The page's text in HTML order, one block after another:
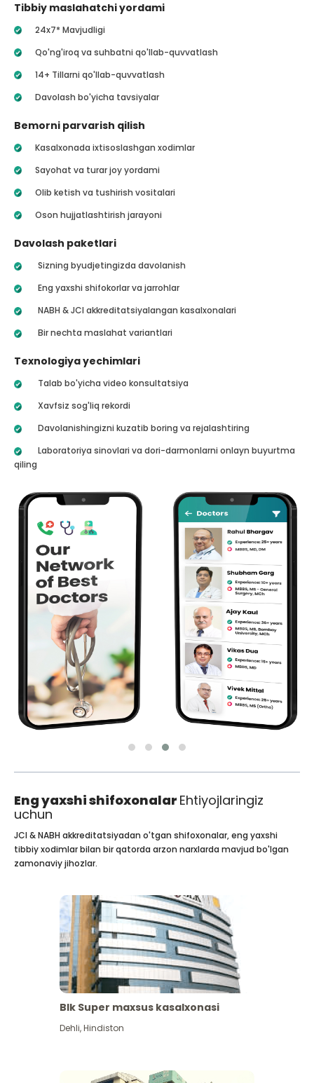
Tibbiy maslahatchi yordami
24x7* Mavjudligi
Qo'ng'iroq va suhbatni qo'llab-quvvatlash
14+ Tillarni qo'llab-quvvatlash
Davolash bo'yicha tavsiyalar
Bemorni parvarish qilish
Kasalxonada ixtisoslashgan xodimlar
Sayohat va turar joy yordami
Olib ketish va tushirish vositalari
Oson hujjatlashtirish jarayoni
Davolash paketlari
Sizning byudjetingizda davolanish
Eng yaxshi shifokorlar va jarrohlar
NABH & JCI akkreditatsiyalangan kasalxonalari
Bir nechta maslahat variantlari
Texnologiya yechimlari
Talab bo'yicha video konsultatsiya
Xavfsiz sog'liq rekordi
Davolanishingizni kuzatib boring va rejalashtiring
Laboratoriya sinovlari va dori-darmonlarni onlayn buyurtma
qiling
Eng yaxshi shifoxonalar Ehtiyojlaringiz
uchun
JCI & NABH akkreditatsiyadan o'tgan shifoxonalar, eng yaxshi
tibbiy xodimlar bilan bir qatorda arzon narxlarda mavjud bo'lgan
zamonaviy jihozlar.
Blk Super maxsus kasalxonasi
Dehli,Hindiston